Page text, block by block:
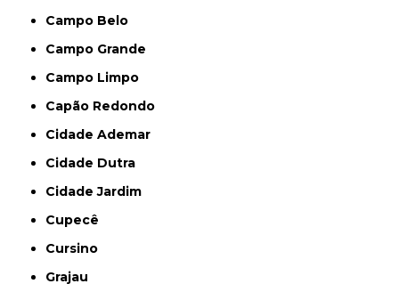
Campo Belo
Campo Grande
Campo Limpo
Capão Redondo
Cidade Ademar
Cidade Dutra
Cidade Jardim
Cupecê
Cursino
Grajau